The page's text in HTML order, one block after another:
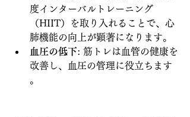
度インターバルトレーニング
（HIIT）を取り入れることで、心
肺機能の向上が顕著になります。
血圧の低下: 筋トレは血管の健康を
改善し、血圧の管理に役立ちます
。